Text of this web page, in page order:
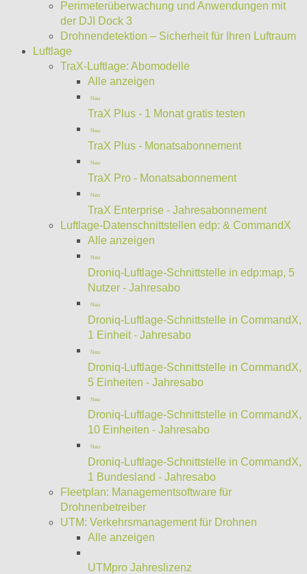
Perimeterüberwachung und Anwendungen mit
der DJI Dock 3
Drohnendetektion – Sicherheit für Ihren Luftraum
Luftlage
TraX-Luftlage: Abomodelle
Alle anzeigen
Neu
TraX Plus - 1 Monat gratis testen
Neu
TraX Plus - Monatsabonnement
Neu
TraX Pro - Monatsabonnement
Neu
TraX Enterprise - Jahresabonnement
Luftlage-Datenschnittstellen edp: & CommandX
Alle anzeigen
Neu
Droniq-Luftlage-Schnittstelle in edp:map, 5
Nutzer - Jahresabo
Neu
Droniq-Luftlage-Schnittstelle in CommandX,
1 Einheit - Jahresabo
Neu
Droniq-Luftlage-Schnittstelle in CommandX,
5 Einheiten - Jahresabo
Neu
Droniq-Luftlage-Schnittstelle in CommandX,
10 Einheiten - Jahresabo
Neu
Droniq-Luftlage-Schnittstelle in CommandX,
1 Bundesland - Jahresabo
Fleetplan: Managementsoftware für
Drohnenbetreiber
UTM: Verkehrsmanagement für Drohnen
Alle anzeigen
UTMpro Jahreslizenz